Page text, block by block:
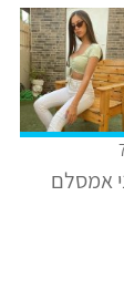
אמסלם